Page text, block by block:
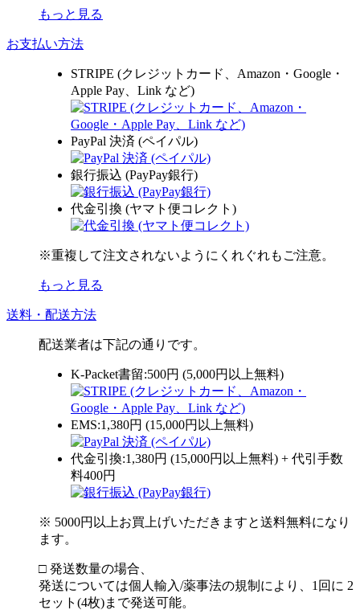
もっと見る
お支払い方法
STRIPE (クレジットカード、Amazon・Google・
Apple Pay、Link など)
PayPal 決済 (ペイパル)
銀行振込 (PayPay銀行)
代金引換 (ヤマト便コレクト)
※重複して注文されないようにくれぐれもご注意。
もっと見る
送料・配送方法
配送業者は下記の通りです。
K-Packet書留:500円 (5,000円以上無料)
EMS:1,380円 (15,000円以上無料)
代金引換:1,380円 (15,000円以上無料) + 代引手数
料400円
※ 5000円以上お買上げいただきますと送料無料になり
ます。
□ 発送数量の場合、
発送については個人輸入/薬事法の規制により、1回に 2
セット(4枚)まで発送可能。